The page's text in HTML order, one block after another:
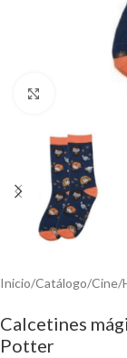
Inicio/Catálogo/Cine/
Calcetines
Potter